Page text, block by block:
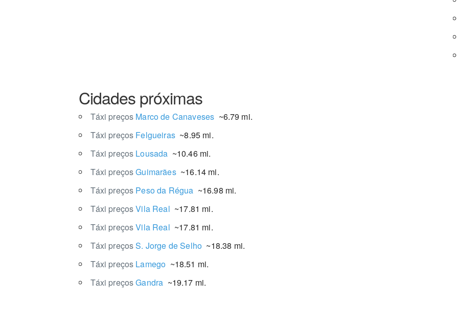
Cidades próximas
Táxi preços Marco de Canaveses ~6.79 mi.
Táxi preços Felgueiras~8.95 mi.
Táxi preços Lousada ~10.46 mi.
Táxi preçosGuimarães~16.14 mi.
Táxi preços Peso da Régua ~16.98 mi.
Táxi preçosVila Real ~17.81 mi.
Táxi preçosVila Real ~17.81 mi.
Táxi preçosS. Jorge de Selho ~18.38 mi.
Táxi preços Lamego ~18.51 mi.
Táxi preçosGandra ~19.17 mi.